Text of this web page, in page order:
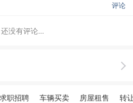
评论
还没有评论...
求职招聘 车辆买卖 房屋租售 转